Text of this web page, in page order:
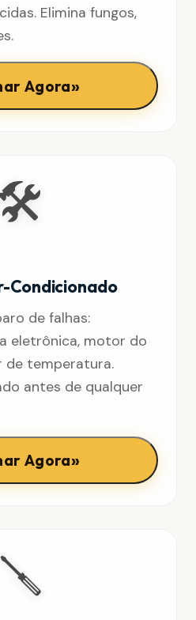
Elimina fungos,
Agora»
Condicionado
de falhas:
eletrônica, motor do
de temperatura.
antes de qualquer
Agora»
🪛